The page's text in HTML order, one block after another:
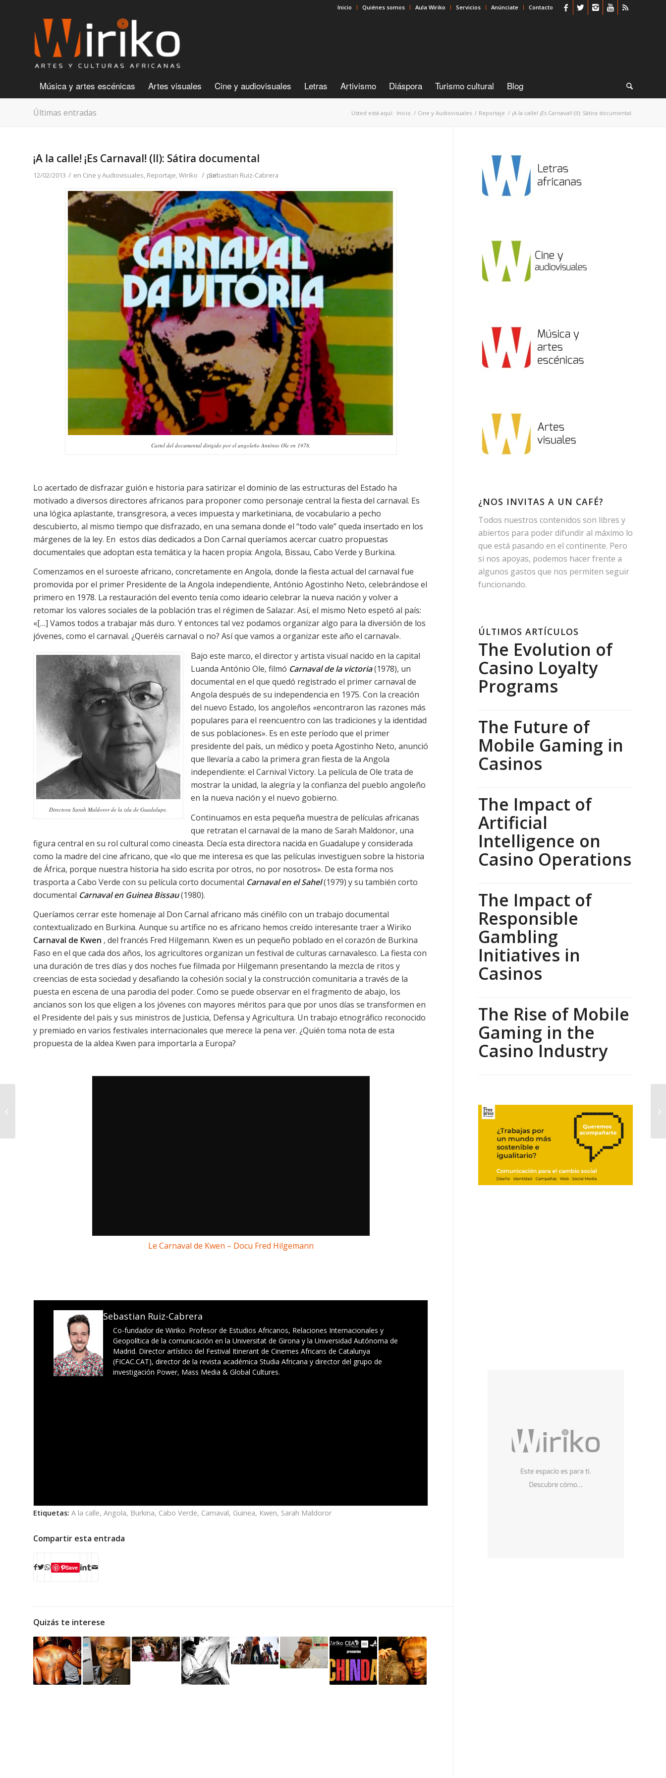
Inicio Quiénes somos Aula Wiriko Servicios Anúnciate Contacto
Música y artes escénicas Artes visuales Cine y audiovisuales Letras Artivismo Diáspora Turismo cultural Blog
Últimas entradas Usted está aquí: Inicio / Cine y Audiovisuales / Reportaje / ¡A la calle! ¡Es Carnaval! (II): Sátira documental
¡A la calle! ¡Es Carnaval! (II): Sátira documental
12/02/2013 / en Cine y Audiovisuales, Reportaje,Wiriko / por
Sebastian Ruiz-Cabrera
Cartel del documental dirigido por el angoleño António Ole en 1978.
Lo acertado de disfrazar guión e historia para satirizar el dominio de las estructuras del Estado ha
motivado a diversos directores africanos para proponer como personaje central la fiesta del carnaval. Es
una lógica aplastante, transgresora, a veces impuesta y marketiniana, de vocabulario a pecho
descubierto, al mismo tiempo que disfrazado, en una semana donde el “todo vale” queda insertado en los
márgenes de la ley. En estos días dedicados a Don Carnal queríamos acercar cuatro propuestas
documentales que adoptan esta temática y la hacen propia: Angola, Bissau, Cabo Verde y Burkina.
Comenzamos en el suroeste africano, concretamente en Angola, donde la fiesta actual del carnaval fue
promovida por el primer Presidente de la Angola independiente, António Agostinho Neto, celebrándose el
primero en 1978. La restauración del evento tenía como ideario celebrar la nueva nación y volver a
retomar los valores sociales de la población tras el régimen de Salazar. Así, el mismo Neto espetó al país:
«[…] Vamos todos a trabajar más duro. Y entonces tal vez podamos organizar algo para la diversión de los
jóvenes, como el carnaval. ¿Queréis carnaval o no? Así que vamos a organizar este año el carnaval».
Directora Sarah Maldoror de la isla de Guadalupe.
Bajo este marco, el director y artista visual nacido en la capital
Luanda António Ole, filmó Carnaval de la victoria(1978), un
documental en el que quedó registrado el primer carnaval de
Angola después de su independencia en 1975. Con la creación
del nuevo Estado, los angoleños «encontraron las razones más
populares para el reencuentro con las tradiciones y la identidad
de sus poblaciones». Es en este período que el primer
presidente del país, un médico y poeta Agostinho Neto, anunció
que llevaría a cabo la primera gran fiesta de la Angola
independiente: el Carnival Victory. La película de Ole trata de
mostrar la unidad, la alegría y la confianza del pueblo angoleño
en la nueva nación y el nuevo gobierno.
Continuamos en esta pequeña muestra de películas africanas
que retratan el carnaval de la mano de Sarah Maldonor, una
figura central en su rol cultural como cineasta. Decía esta directora nacida en Guadalupe y considerada
como la madre del cine africano, que «lo que me interesa es que las películas investiguen sobre la historia
de África, porque nuestra historia ha sido escrita por otros, no por nosotros». De esta forma nos
trasporta a Cabo Verde con su película corto documental Carnaval en el Sahel(1979) y su también corto
documental Carnaval en Guinea Bissau(1980).
Queríamos cerrar este homenaje al Don Carnal africano más cinéfilo con un trabajo documental
contextualizado en Burkina. Aunque su artífice no es africano hemos creído interesante traer a Wiriko
Carnaval de Kwen ,del francés Fred Hilgemann. Kwen es un pequeño poblado en el corazón de Burkina
Faso en el que cada dos años, los agricultores organizan un festival de culturas carnavalesco. La fiesta con
una duración de tres días y dos noches fue filmada por Hilgemann presentando la mezcla de ritos y
creencias de esta sociedad y desafiando la cohesión social y la construcción comunitaria a través de la
puesta en escena de una parodia del poder. Como se puede observar en el fragmento de abajo, los
ancianos son los que eligen a los jóvenes con mayores méritos para que por unos días se transformen en
el Presidente del país y sus ministros de Justicia, Defensa y Agricultura. Un trabajo etnográfico reconocido
y premiado en varios festivales internacionales que merece la pena ver. ¿Quién toma nota de esta
propuesta de la aldea Kwen para importarla a Europa?
Le Carnaval de Kwen – Docu Fred Hilgemann
Sebastian Ruiz-Cabrera
Co-fundador de Wiriko. Profesor de Estudios Africanos, Relaciones Internacionales y
Geopolítica de la comunicación en la Universitat de Girona y la Universidad Autónoma de
Madrid. Director artístico del Festival Itinerant de Cinemes Africans de Catalunya
(FICAC.CAT), director de la revista académica Studia Africana y director del grupo de
investigación Power, Mass Media & Global Cultures.
Etiquetas: A la calle, Angola, Burkina, Cabo Verde, Carnaval, Guinea, Kwen, Sarah Maldoror
Compartir esta entrada
Save
Quizás te interese
¿NOS INVITAS A UN CAFÉ?
Todos nuestros contenidos son libres y
abiertos para poder difundir al máximo lo
que está pasando en el continente. Pero
si nos apoyas, podemos hacer frente a
algunos gastos que nos permiten seguir
funcionando.
ÚLTIMOS ARTÍCULOS
The Evolution of
Casino Loyalty
Programs
The Future of
Mobile Gaming in
Casinos
The Impact of
Artificial
Intelligence on
Casino Operations
The Impact of
Responsible
Gambling
Initiatives in
Casinos
The Rise of Mobile
Gaming in the
Casino Industry